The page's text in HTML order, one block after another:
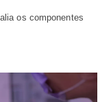
os componentes